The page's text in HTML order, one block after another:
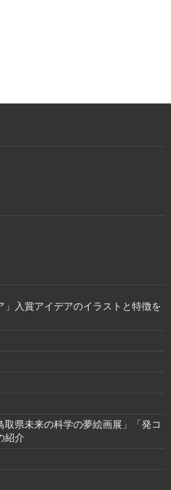
」入賞アイデアのイラストと特徴を
取県未来の科学の夢絵画展」「発コ
紹介